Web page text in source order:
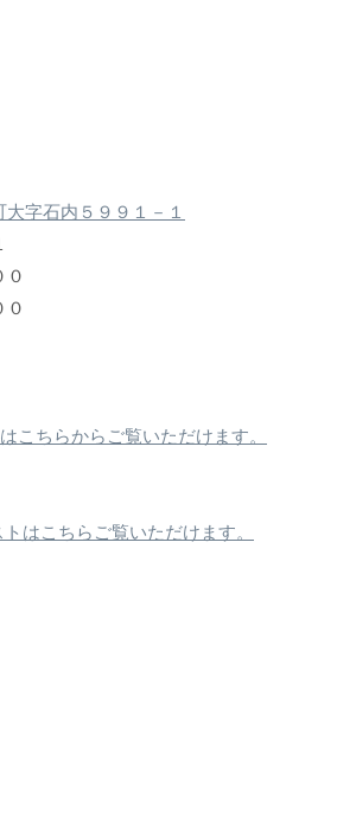
字石内５９９１－１
０
０
こちらからご覧いただけます。
はこちらご覧いただけます。